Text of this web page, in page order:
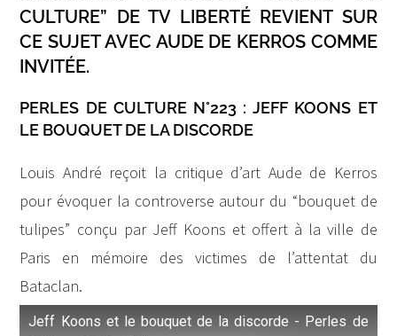
CULTURE” DE TV LIBERTÉ REVIENT SUR
CE SUJET AVEC AUDE DE KERROS COMME
INVITÉE.
PERLES DE CULTURE N°223 : JEFF KOONS ET
LE BOUQUET DE LA DISCORDE
Louis André reçoit la critique d’art Aude de Kerros
pour évoquer la controverse autour du “bouquet de
tulipes” conçu par Jeff Koons et offert à la ville de
Paris en mémoire des victimes de l’attentat du
Bataclan.
Jeff Koons et le bouquet de la discorde - Perles de